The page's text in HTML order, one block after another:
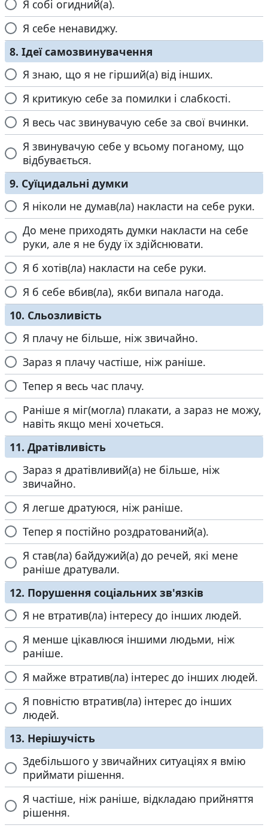
Я собі огидний(а).
Я себе ненавиджу.
8. Ідеї ​​самозвинувачення
Я знаю, що я не гірший(а) від інших.
Я критикую себе за помилки і слабкості.
Я весь час звинувачую себе за свої вчинки.
Я звинувачую себе у всьому поганому, що
відбувається.
9. Суїцидальні думки
Я ніколи не думав(ла) накласти на себе руки.
До мене приходять думки накласти на себе
руки, але я не буду їх здійснювати.
Я б хотів(ла) накласти на себе руки.
Я б себе вбив(ла), якби випала нагода.
10. Сльозливість
Я плачу не більше, ніж звичайно.
Зараз я плачу частіше, ніж раніше.
Тепер я весь час плачу.
Раніше я міг(могла) плакати, а зараз не можу,
навіть якщо мені хочеться.
11. Дратівливість
Зараз я дратівливий(а) не більше, ніж
звичайно.
Я легше дратуюся, ніж раніше.
Тепер я постійно роздратований(а).
Я став(ла) байдужий(а) до речей, які мене
раніше дратували.
12. Порушення соціальних зв'язків
Я не втратив(ла) інтересу до інших людей.
Я менше цікавлюся іншими людьми, ніж
раніше.
Я майже втратив(ла) інтерес до інших людей.
Я повністю втратив(ла) інтерес до інших
людей.
13. Нерішучість
Здебільшого у звичайних ситуаціях я вмію
приймати рішення.
Я частіше, ніж раніше, відкладаю прийняття
рішення.